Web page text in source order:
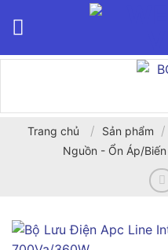
Trang chủ / Sản phẩm /
Nguồn - Ổn Áp/